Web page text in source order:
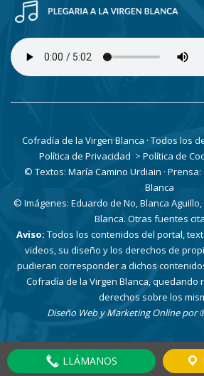
Cofradía de la Virgen Blanca · Todos los
Política de Privacidad > Política de
© Textos: María Camino Urdiain ·
Blanca
© Imágenes: Eduardo de No, Blanca
Blanca. Otras fuentes
Aviso: Todos los contenidos del portal,
videos, su diseño y los derechos de
pudieran corresponder a dichos
Cofradía de la Virgen Blanca, quedando
derechos sobre los
Diseño Web y Marketing Online por
LLÁMANOS